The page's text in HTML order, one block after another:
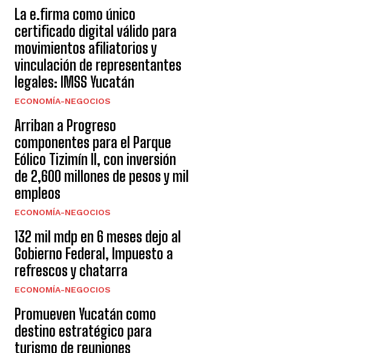
La e.firma como único
certificado digital válido para
movimientos afiliatorios y
vinculación de representantes
legales: IMSS Yucatán
ECONOMÍA-NEGOCIOS
Arriban a Progreso
componentes para el Parque
Eólico Tizimín II, con inversión
de 2,600 millones de pesos y mil
empleos
ECONOMÍA-NEGOCIOS
132 mil mdp en 6 meses dejo al
Gobierno Federal, Impuesto a
refrescos y chatarra
ECONOMÍA-NEGOCIOS
Promueven Yucatán como
destino estratégico para
turismo de reuniones